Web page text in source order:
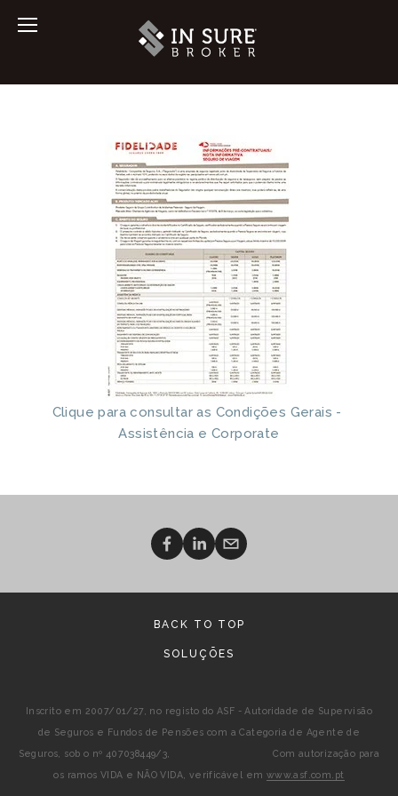
Clique para consultar as Condições Gerais -
Assistência e Corporate
BACK TO TOP
SOLUÇÕES
Inscrito em 2007/01/27, no registo do ASF - Autoridade de Supervisão
de Seguros e Fundos de Pensões com a Categoria de Agente de
Seguros, sob o nº 407038449/3, Com autorização para
os ramos VIDA e NÃO VIDA, verificável em www.asf.com.pt